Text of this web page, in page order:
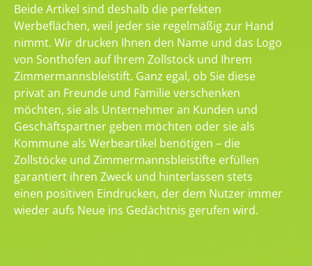
Beide Artikel sind deshalb die perfekten
Werbeflächen, weil jeder sie regelmäßig zur Hand
nimmt. Wir drucken Ihnen den Name und das Logo
von Sonthofen auf Ihrem Zollstock und Ihrem
Zimmermannsbleistift. Ganz egal, ob Sie diese
privat an Freunde und Familie verschenken
möchten, sie als Unternehmer an Kunden und
Geschäftspartner geben möchten oder sie als
Kommune als Werbeartikel benötigen – die
Zollstöcke und Zimmermannsbleistifte erfüllen
garantiert ihren Zweck und hinterlassen stets
einen positiven Eindrucken, der dem Nutzer immer
wieder aufs Neue ins Gedächtnis gerufen wird.